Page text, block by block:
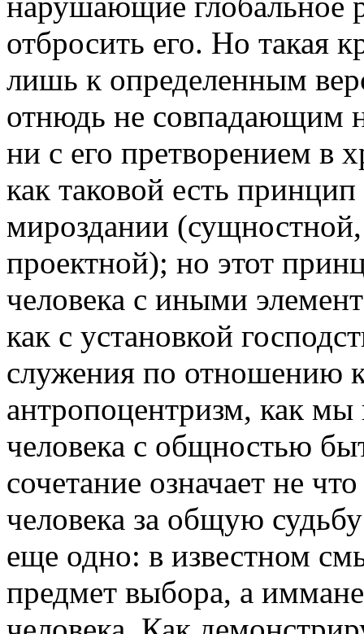
отбросить его. Но такая
лишь к определенным
отнюдь не совпадающим
ни с его претворением в
как таковой есть
мироздании
проектной); но этот
человека с иными
как с установкой
служения по отношению
антропоцентризм, как мы
человека с общностью
сочетание означает не
человека за общую
еще одно: в известном
предмет выбора, а